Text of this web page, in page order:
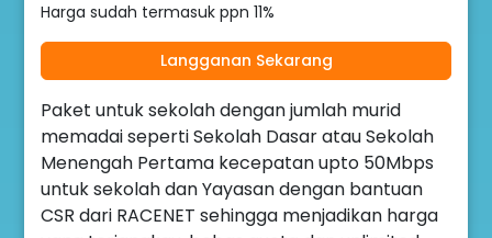
Harga sudah termasuk ppn 11%
Langganan Sekarang
Paket untuk sekolah dengan jumlah murid
memadai seperti Sekolah Dasar atau Sekolah
Menengah Pertama kecepatan upto 50Mbps
untuk sekolah dan Yayasan dengan bantuan
CSR dari RACENET sehingga menjadikan harga